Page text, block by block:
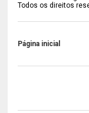
Todos os direitos
Página inicial